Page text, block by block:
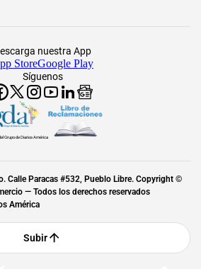
Síguenos
nuestra App
StoreGoogle Play
Grupo de Diarios América
Calle Paracas #532, Pueblo Libre. Copyright ©
— Todos los derechos reservados
América
Subir